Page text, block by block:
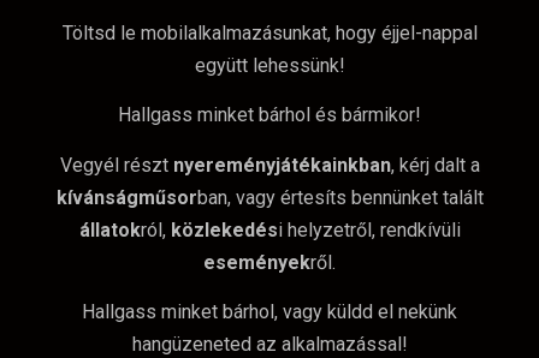
Töltsd le mobilalkalmazásunkat, hogy éjjel-nappal
együtt lehessünk!
Hallgass minket bárhol és bármikor!
Vegyél részt nyereményjátékainkban, kérj dalt a
kívánságműsorban, vagy értesíts bennünket talált
állatokról, közlekedési helyzetről, rendkívüli
eseményekről.
Hallgass minket bárhol, vagy küldd el nekünk
hangüzeneted az alkalmazással!